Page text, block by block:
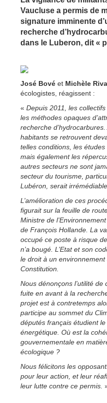
Vaucluse a permis de
signature imminente
recherche
dans le Luberon, dit «
José Bové et Michèle
écologistes, réagissent :
« Depuis 2011, les
les méthodes opaques
recherche
habitants se retrouvent
telles conditions, les
mais également les
autres secteurs ne sont
secteur du tourisme,
Lubéron, serait
L’amélioration de ces
figurait sur la feuille de
Ministre de
de François Hollande. La
occupé ce poste à risque
n’a bougé. L’Etat et son
le droit à un
Constitution.
Nous dénonçons l’utilité
fuite en avant à la
projet est à contretemps
participe au sommet du
députés français étudient
énergétique. Où est la
gouvernementale en
écologique ?
Nous félicitons les
pour leur action, et leur
leur lutte contre ce permis.